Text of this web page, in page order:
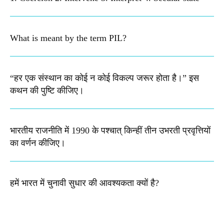
What is meant by the term PIL? ​
“हर एक संस्थान का कोई न कोई विकल्प जरूर होता है।” इस
कथन की पुष्टि कीजिए।
भारतीय राजनीति में 1990 के पश्चात् किन्हीं तीन उभरती प्रवृत्तियों
का वर्णन कीजिए।
हमें भारत में चुनावी सुधार की आवश्यकता क्यों है?